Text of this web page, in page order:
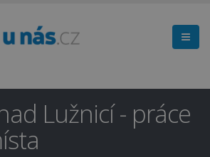
Lužnicí - práce